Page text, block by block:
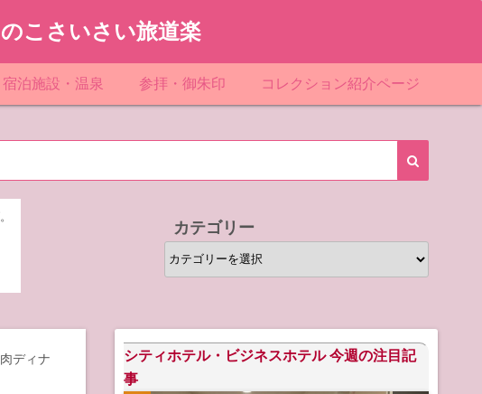
こさいさい旅道楽
宿泊施設・温泉
スーパーホテル
シティホテル・ビジネスホテル
参拝・御朱印 コレクション紹介ページ
「東北」道の駅スタンプ一覧
カテゴリー
カ
テ
ー
ディナ
シティホテル・ビジネスホテル 今週の注目記
事